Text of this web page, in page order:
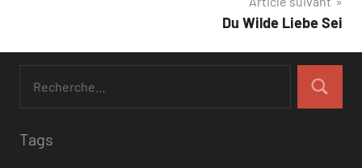
Du Wilde Liebe Sei
Tags